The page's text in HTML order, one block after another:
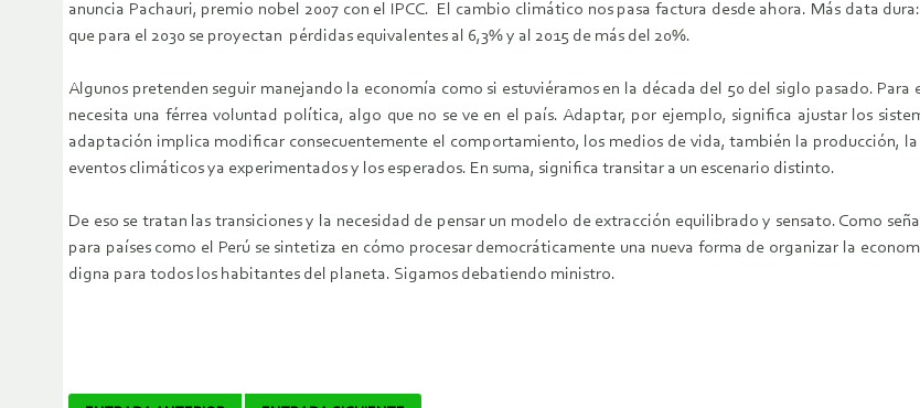
anuncia Pachauri, premio nobel 2007 con el IPCC. El cambio climático nos pasa factura desde ahora. Más data
que para el 2030 se proyectan pérdidas equivalentes al 6,3% y al 2015 de más del 20%.
Algunos pretenden seguir manejando la economía como si estuviéramos en la década del 50 del siglo pasado.
necesita una férrea voluntad política, algo que no se ve en el país. Adaptar, por ejemplo, significa ajustar los
adaptación implica modificar consecuentemente el comportamiento, los medios de vida, también la producción,
eventos climáticos ya experimentados y los esperados. En suma, significa transitar a un escenario distinto.
De eso se tratan las transiciones y la necesidad de pensar un modelo de extracción equilibrado y sensato. Como
para países como el Perú se sintetiza en cómo procesar democráticamente una nueva forma de organizar la
digna para todos los habitantes del planeta. Sigamos debatiendo ministro.